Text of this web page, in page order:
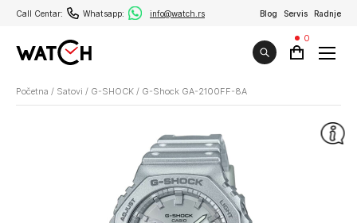
Call Centar: Whatsapp: info@watch.rs Blog Servis Radnje
0
Početna / Satovi / G-SHOCK / G-Shock GA-2100FF-8A